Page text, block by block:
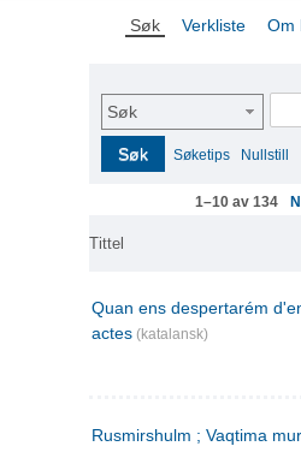
Søk Verkliste Om
Søk
Søk Søketips Nullstill
1–10 av 134
Tittel
Quan ens despertarém
actes (katalansk)
Rusmirshulm ; Vaqtima